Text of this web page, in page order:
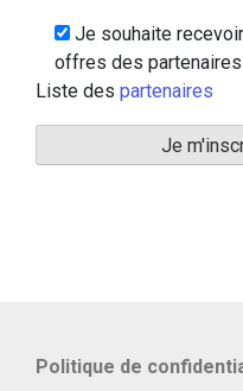
Je souhaite
offres des
Liste des partenaires
Politique de